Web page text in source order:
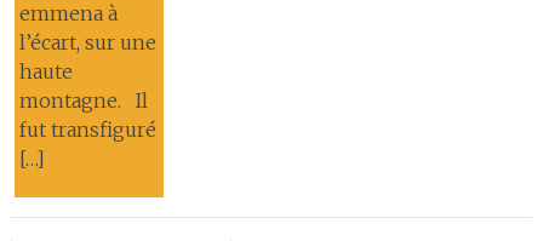
emmena à
l’écart, sur une
haute
montagne. Il
fut transfiguré
[…]